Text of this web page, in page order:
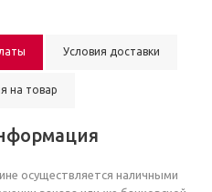
Условия доставки
на товар
осуществляется наличными